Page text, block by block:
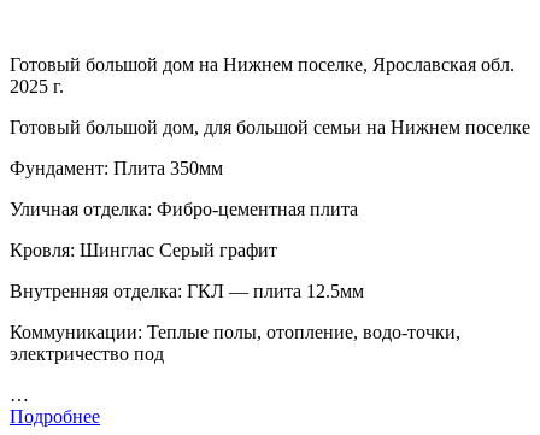
Готовый большой дом на Нижнем поселке, Ярославская обл.
2025 г.
Готовый большой дом, для большой семьи на Нижнем поселке
Фундамент: Плита 350мм
Уличная отделка: Фибро-цементная плита
Кровля: Шинглас Серый графит
Внутренняя отделка: ГКЛ — плита 12.5мм
Коммуникации: Теплые полы, отопление, водо-точки,
электричество под
…
Подробнее